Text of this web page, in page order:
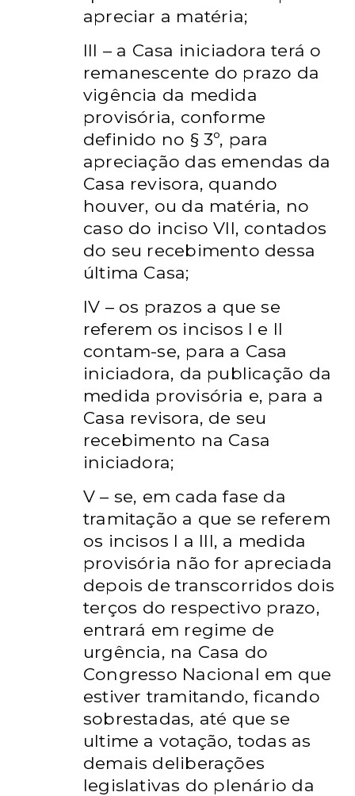
apreciar a matéria;
III – a Casa iniciadora terá o
remanescente do prazo da
vigência da medida
provisória, conforme
definido no § 3º, para
apreciação das emendas da
Casa revisora, quando
houver, ou da matéria, no
caso do inciso VII, contados
do seu recebimento dessa
última Casa;
IV – os prazos a que se
referem os incisos I e II
contam-se, para a Casa
iniciadora, da publicação da
medida provisória e, para a
Casa revisora, de seu
recebimento na Casa
iniciadora;
V – se, em cada fase da
tramitação a que se referem
os incisos I a III, a medida
provisória não for apreciada
depois de transcorridos dois
terços do respectivo prazo,
entrará em regime de
urgência, na Casa do
Congresso Nacional em que
estiver tramitando, ficando
sobrestadas, até que se
ultime a votação, todas as
demais deliberações
legislativas do plenário da